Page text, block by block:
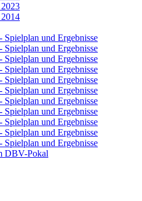
und Ergebnisse
und Ergebnisse
und Ergebnisse
und Ergebnisse
und Ergebnisse
und Ergebnisse
und Ergebnisse
und Ergebnisse
und Ergebnisse
und Ergebnisse
und Ergebnisse
DBV-Pokal